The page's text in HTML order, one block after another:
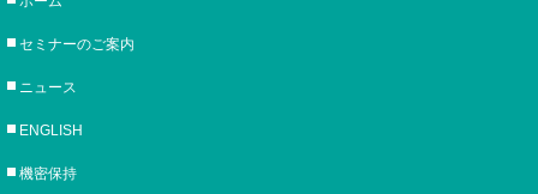
セミナーのご案内
ニュース
ENGLISH
機密保持